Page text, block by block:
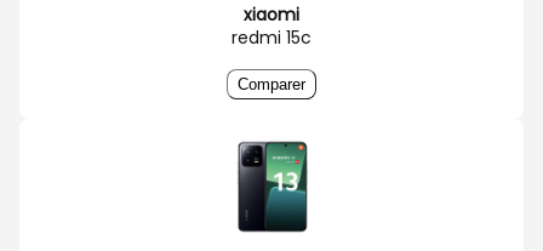
xiaomi
redmi 15c
Comparer